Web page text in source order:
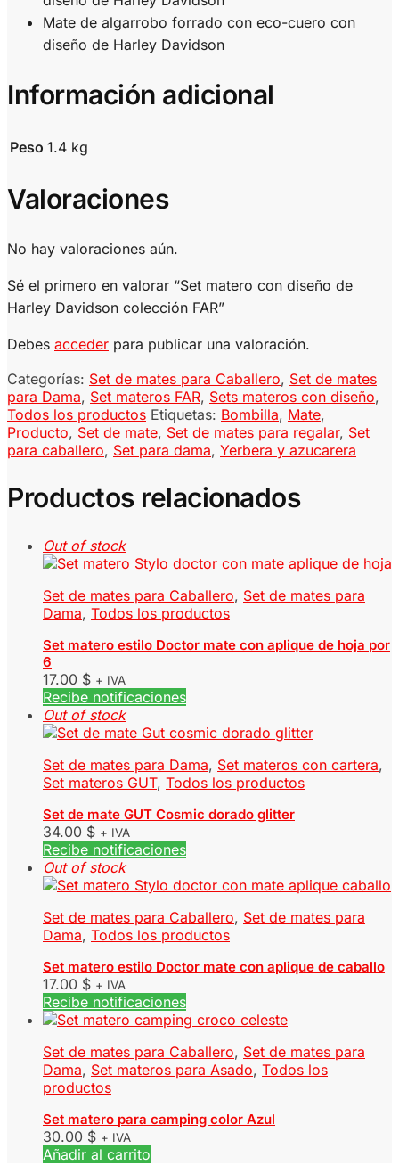
Mate de algarrobo forrado con eco-cuero con
diseño de Harley Davidson
Información adicional
Peso 1.4 kg
Valoraciones
No hay valoraciones aún.
Sé el primero en valorar “Set matero con diseño de
Harley Davidson colección FAR”
Debes acceder para publicar una valoración.
Categorías: Set de mates para Caballero, Set de mates
para Dama, Set materos FAR, Sets materos con diseño,
Todos los productos Etiquetas: Bombilla, Mate,
Producto, Set de mate, Set de mates para regalar, Set
para caballero, Set para dama, Yerbera y azucarera
Productos relacionados
Out of stock
Set de mates para Caballero, Set de mates para
Dama, Todos los productos
Set matero estilo Doctor mate con aplique de hoja por
6
17.00 $ + IVA
Recibe notificaciones
Out of stock
Set de mates para Dama, Set materos con cartera,
Set materos GUT, Todos los productos
Set de mate GUT Cosmic dorado glitter
34.00 $ + IVA
Recibe notificaciones
Out of stock
Set de mates para Caballero, Set de mates para
Dama, Todos los productos
Set matero estilo Doctor mate con aplique de caballo
17.00 $ + IVA
Recibe notificaciones
Set de mates para Caballero, Set de mates para
Dama, Set materos para Asado, Todos los
productos
Set matero para camping color Azul
30.00 $ + IVA
Añadir al carrito